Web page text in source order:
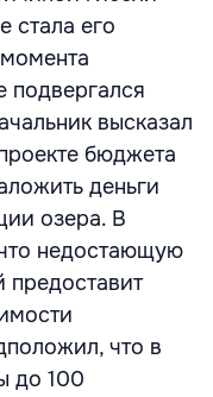
стала его
подвергался
высказал
бюджета
деньги
озера. В
недостающую
предоставит
что в
до 100